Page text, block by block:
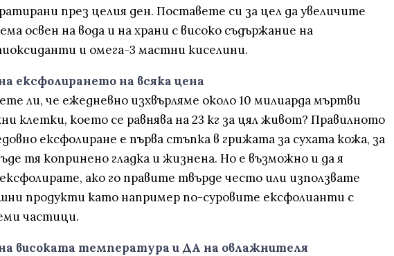
през целия ден. Поставете си за цел да увеличите
освен на вода и на храни с високо съдържание на
и омега-3 мастни киселини.
ексфолирането на всяка цена
ли, че ежедневно изхвърляме около 10 милиарда мъртви
клетки, което се равнява на 23 кг за цял живот? Правилното
ексфолиране е първа стъпка в грижата за сухата кожа, за
тя копринено гладка и жизнена. Но е възможно и да я
ако го правите твърде често или използвате
продукти като например по-суровите ексфолианти с
частици.
високата температура и ДА на овлажнителя